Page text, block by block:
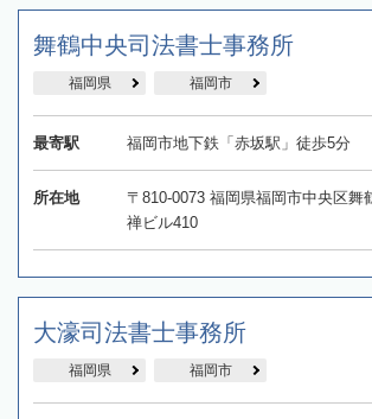
舞鶴中央司法書士事務所
福岡県 福岡市
最寄駅 福岡市地下鉄「赤坂駅」徒歩5分
所在地
〒810-0073 福岡県福岡市中央区舞
禅ビル410
大濠司法書士事務所
福岡県 福岡市